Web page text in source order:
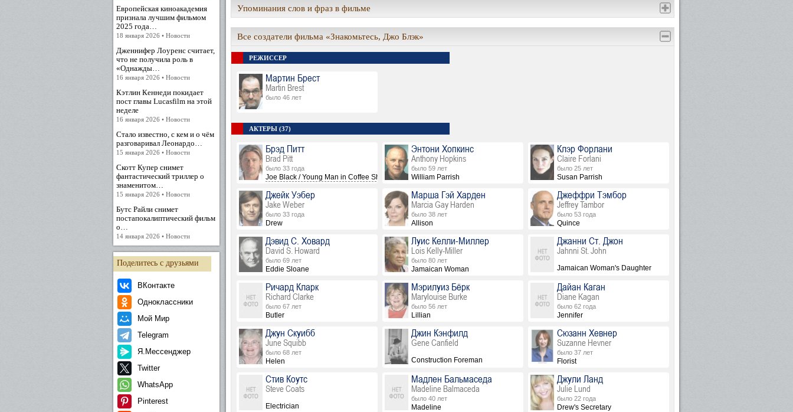
Европейская киноакадемия
признала лучшим фильмом
2025 года…
18 января 2026 • Новости
Дженнифер Лоуренс считает,
что не получила роль в
«Однажды…
16 января 2026 • Новости
Кэтлин Кеннеди покидает
пост главы Lucasfilm на этой
неделе
16 января 2026 • Новости
Стало известно, с кем и о чём
разговаривал Леонардо…
15 января 2026 • Новости
Скотт Купер снимет
фантастический триллер о
знаменитом…
15 января 2026 • Новости
Бутс Райли снимет
постапокалиптический фильм
о…
14 января 2026 • Новости
Поделитесь с друзьями
ВКонтакте
Одноклассники
Мой Мир
Telegram
Я.Мессенджер
Twitter
WhatsApp
Pinterest
Упоминания слов и фраз в фильме
Все создатели фильма «Знакомьтесь, Джо Блэк»
РЕЖИССЕР
Мартин Брест
Martin Brest
было 46 лет
АКТЕРЫ (37)
Брэд Питт
Brad Pitt
было 33 года
Joe Black / Young Man in Coffee Shop
Энтони Хопкинс
Anthony Hopkins
было 59 лет
William Parrish
Клэр Форлани
Claire Forlani
было 25 лет
Susan Parrish
Джейк Уэбер
Jake Weber
было 33 года
Drew
Марша Гэй Харден
Marcia Gay Harden
было 38 лет
Allison
Джеффри Тэмбор
Jeffrey Tambor
было 53 года
Quince
Дэвид С. Ховард
David S. Howard
было 69 лет
Eddie Sloane
Луис Келли-Миллер
Lois Kelly-Miller
было 80 лет
Jamaican Woman
Джанни Ст. Джон
Jahnni St. John
Jamaican Woman's Daughter
Ричард Кларк
Richard Clarke
было 67 лет
Butler
Мэрилуиз Бёрк
Marylouise Burke
было 56 лет
Lillian
Дайан Каган
Diane Kagan
было 62 года
Jennifer
Джун Скуибб
June Squibb
было 68 лет
Helen
Джин Кэнфилд
Gene Canfield
Construction Foreman
Сюзанн Хевнер
Suzanne Hevner
было 37 лет
Florist
Стив Коутс
Steve Coats
Electrician
Мадлен Бальмаседа
Madeline Balmaceda
было 40 лет
Madeline
Джули Ланд
Julie Lund
было 22 года
Drew's Secretary